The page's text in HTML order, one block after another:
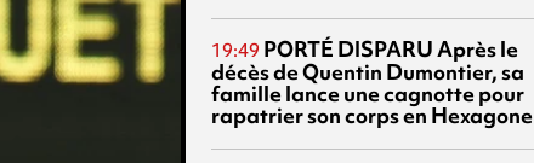
19:49 PORTÉ DISPARUAprès le
décès de Quentin Dumontier, sa
famille lance une cagnotte pour
rapatrier son corps en Hexagone